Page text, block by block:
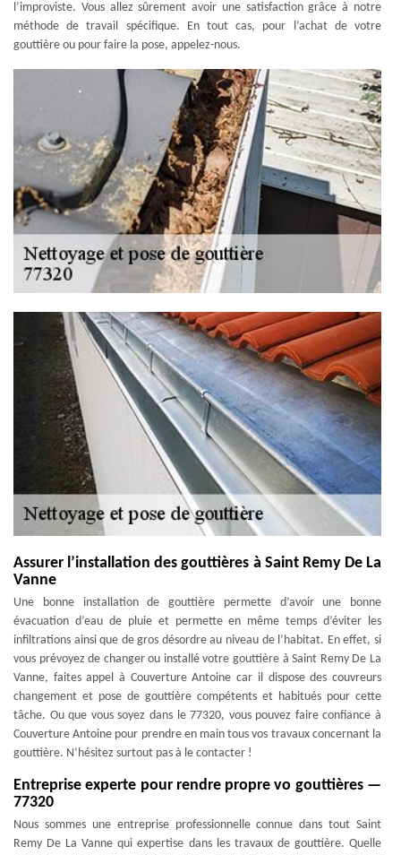
l’improviste. Vous allez sûrement avoir une satisfaction grâce à notre
méthode de travail spécifique. En tout cas, pour l’achat de votre
gouttière ou pour faire la pose, appelez-nous.
Assurer l’installation des gouttières à Saint Remy De La
Vanne
Une bonne installation de gouttière permette d’avoir une bonne
évacuation d’eau de pluie et permette en même temps d’éviter les
infiltrations ainsi que de gros désordre au niveau de l’habitat. En effet, si
vous prévoyez de changer ou installé votre gouttière à Saint Remy De La
Vanne, faites appel à Couverture Antoine car il dispose des couvreurs
changement et pose de gouttière compétents et habitués pour cette
tâche. Ou que vous soyez dans le 77320, vous pouvez faire confiance à
Couverture Antoine pour prendre en main tous vos travaux concernant la
gouttière. N’hésitez surtout pas à le contacter !
Entreprise experte pour rendre propre vo gouttières —
77320
Nous sommes une entreprise professionnelle connue dans tout Saint
Remy De La Vanne qui expertise dans les travaux de gouttière. Quelle